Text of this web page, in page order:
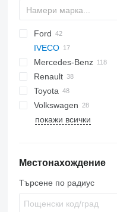
2-Series
X-Series
Express
Tahoe
Berlingo
Jumper
Jumpy
YA
Doblo
Ducato
Scudo
Talento
Ford
Explorer
F-series
Ranger
Tourneo
Transit
H-series
IVECO
Daily
Daily 35
Daily 55
FVR
Defender
TGA
TGE
Mercedes-Benz
Atego
Sprinter
Vito
Caravan
NV
Patrol
Primastar
Movano
Vivaro
Boxer
Expert
Renault
C-series
Master
T-series
Toyota
Hiace
Hilux
Volkswagen
Amarok
S-series
покажи всички
Местонахождение
Търсене по радиус